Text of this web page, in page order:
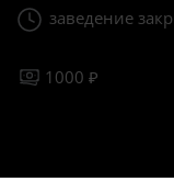
заведение
1000 ₽